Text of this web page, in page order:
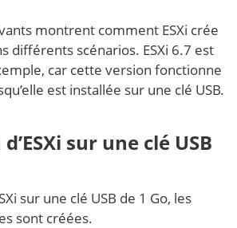
montrent comment ESXi crée
différents scénarios. ESXi 6.7 est
car cette version fonctionne
est installée sur une clé USB.
sur une clé USB
sur une clé USB de 1 Go, les
sont créées.